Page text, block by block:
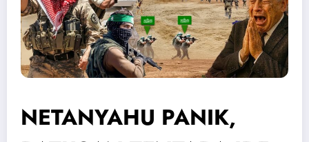
NETANYAHU PANIK,